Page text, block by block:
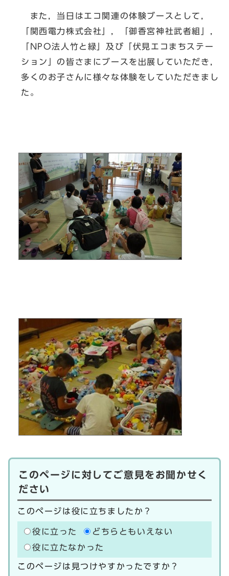
また，当日はエコ関連の体験ブースとして，
「関西電力株式会社」，「御香宮神社武者組」，
「NPO法人竹と緑」及び「伏見エコまちステー
ション」の皆さまにブースを出展していただき，
多くのお子さんに様々な体験をしていただきまし
た。
このページに対してご意見をお聞かせく
ださい
このページは役に立ちましたか？
役に立った
どちらともいえない
役に立たなかった
このページは見つけやすかったですか？